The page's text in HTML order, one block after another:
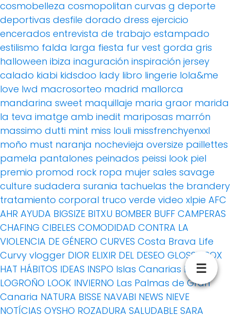
cosmobelleza cosmopolitan curvas g deporte
deportivas desfile dorado dress ejercicio
encerados entrevista de trabajo estampado
estilismo falda larga fiesta fur vest gorda gris
halloween ibiza inaguración inspiración jersey
calado kiabi kidsdoo lady libro lingerie lola&me
love lwd macrosorteo madrid mallorca
mandarina sweet maquillaje maria graor marida
la teva imatge amb inedit mariposas marrón
massimo dutti mint miss louli missfrenchyenxxl
moño must naranja nochevieja oversize paillettes
pamela pantalones peinados peissi look piel
premio promod rock ropa mujer sales savage
culture sudadera surania tachuelas the brandery
tratamiento corporal truco verde video xlpie AFC
AHR AYUDA BIGSIZE BITXU BOMBER BUFF CAMPERAS
CHAFING CIBELES COMODIDAD CONTRA LA
VIOLENCIA DE GÉNERO CURVES Costa Brava Life
Curvy vlogger DIOR ELIXIR DEL DESEO GLOSSY BOX
HAT HÁBITOS IDEAS INSPO Islas Canarias LEVI'S
LOGROÑO LOOK INVIERNO Las Palmas de Gran
Canaria NATURA BISSE NAVABI NEWS NIEVE
NOTÍCIAS OYSHO ROZADURA SALUDABLE SARA
☰